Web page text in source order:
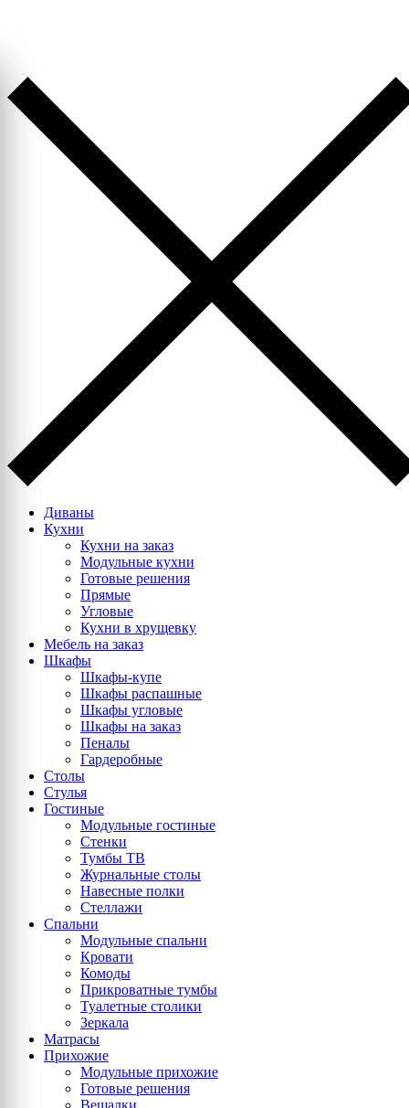
Диваны
Кухни
Кухни на заказ
Модульные кухни
Готовые решения
Прямые
Угловые
Кухни в хрущевку
Мебель на заказ
Шкафы
Шкафы-купе
Шкафы распашные
Шкафы угловые
Шкафы на заказ
Пеналы
Гардеробные
Столы
Стулья
Гостиные
Модульные гостиные
Стенки
Тумбы ТВ
Журнальные столы
Навесные полки
Стеллажи
Спальни
Модульные спальни
Кровати
Комоды
Прикроватные тумбы
Туалетные столики
Зеркала
Матрасы
Прихожие
Модульные прихожие
Готовые решения
Вешалки